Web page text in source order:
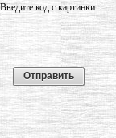
Введите код с картинки: